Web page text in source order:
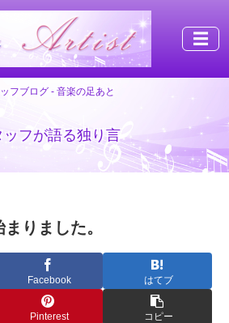
☰
フブログ - 音楽の足あと
ッフが語る独り言
りました。
Facebook はてブ
Pinterest コピー